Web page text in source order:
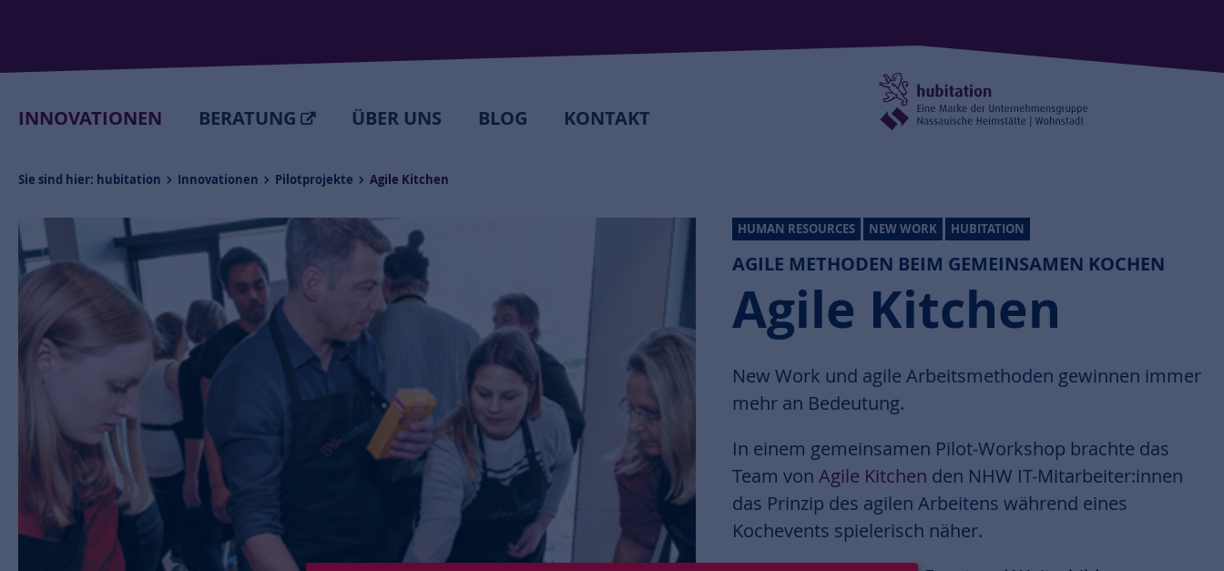
INNOVATIONEN BERATUNG ÜBER UNS BLOG KONTAKT
Sie sind hier: hubitation Innovationen Pilotprojekte Agile Kitchen
HUMAN RESOURCES NEW WORK HUBITATION
AGILE METHODEN BEIM GEMEINSAMEN KOCHEN
Agile Kitchen
New Work und agile Arbeitsmethoden gewinnen immer
mehr an Bedeutung.
In einem gemeinsamen Pilot-Workshop brachte das
Team von Agile Kitchen den NHW IT-Mitarbeiter:innen
das Prinzip des agilen Arbeitens während eines
Kochevents spielerisch näher.